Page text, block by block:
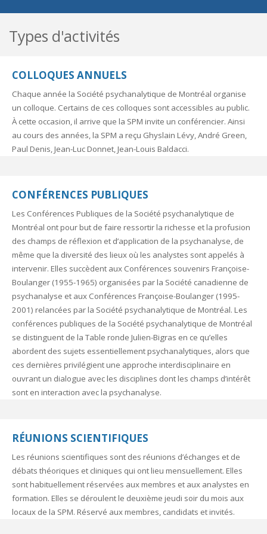
Types d'activités
COLLOQUES ANNUELS
Chaque année la Société psychanalytique de Montréal organise
un colloque. Certains de ces colloques sont accessibles au public.
À cette occasion, il arrive que la SPM invite un conférencier. Ainsi
au cours des années, la SPM a reçu Ghyslain Lévy, André Green,
Paul Denis, Jean-Luc Donnet, Jean-Louis Baldacci.
CONFÉRENCES PUBLIQUES
Les Conférences Publiques de la Société psychanalytique de
Montréal ont pour but de faire ressortir la richesse et la profusion
des champs de réflexion et d’application de la psychanalyse, de
même que la diversité des lieux où les analystes sont appelés à
intervenir. Elles succèdent aux Conférences souvenirs Françoise-
Boulanger (1955-1965) organisées par la Société canadienne de
psychanalyse et aux Conférences Françoise-Boulanger (1995-
2001) relancées par la Société psychanalytique de Montréal. Les
conférences publiques de la Société psychanalytique de Montréal
se distinguent de la Table ronde Julien-Bigras en ce qu’elles
abordent des sujets essentiellement psychanalytiques, alors que
ces dernières privilégient une approche interdisciplinaire en
ouvrant un dialogue avec les disciplines dont les champs d’intérêt
sont en interaction avec la psychanalyse.
RÉUNIONS SCIENTIFIQUES
Les réunions scientifiques sont des réunions d’échanges et de
débats théoriques et cliniques qui ont lieu mensuellement. Elles
sont habituellement réservées aux membres et aux analystes en
formation. Elles se déroulent le deuxième jeudi soir du mois aux
locaux de la SPM. Réservé aux membres, candidats et invités.